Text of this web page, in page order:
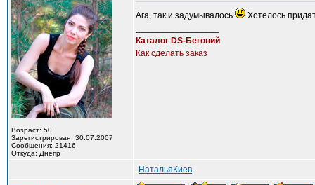
Возраст: 50
Зарегистрирован: 30.07.2007
Сообщения: 21416
Откуда: Днепр
Ага, так и задумывалось
Хотелось
Каталог DS-Бегоний
Как сделать заказ
НатальяКиев